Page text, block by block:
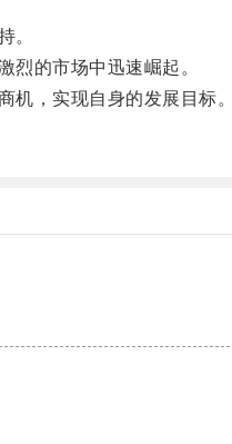
。
的市场中迅速崛起。
，实现自身的发展目标。